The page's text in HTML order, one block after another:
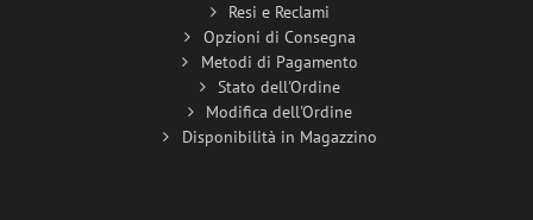
Resi e Reclami
Opzioni di Consegna
Metodi di Pagamento
Stato dell'Ordine
Modifica dell'Ordine
Disponibilità in Magazzino